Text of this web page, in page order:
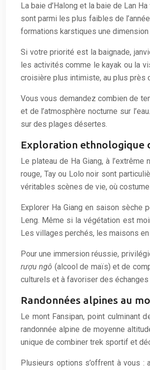
La baie d’Halong et la baie de Lan
sont parmi les plus faibles de
formations karstiques une
Si votre priorité est la baignade,
les activités comme le kayak ou la
croisière plus intimiste, au plus près
Vous vous demandez combien de
et de l’atmosphère nocturne sur
sur des plages désertes.
Exploration ethnologique
Le plateau de Ha Giang, à
rouge, Tay ou Lolo noir sont
véritables scènes de vie, où
Explorer Ha Giang en saison sèche
Leng. Même si la végétation est
Les villages perchés, les maisons
Pour une immersion réussie,
rượu ngô (alcool de maïs) et de
culturels et à favoriser des échanges
Randonnées alpines au
Le mont Fansipan, point culminant
randonnée alpine de moyenne
unique de combiner trek sportif et
Plusieurs options s’offrent à vous :